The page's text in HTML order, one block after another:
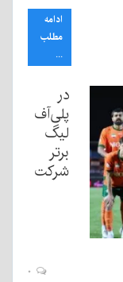
ادامه
مطلب
...
در
پلی‌آف
لیگ
برتر
شرکت